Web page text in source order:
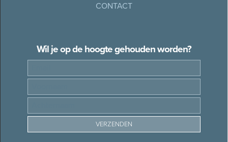
CONTACT
Wil je op de hoogte gehouden worden?